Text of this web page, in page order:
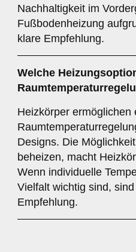
Nachhaltigkeit im
Fußbodenheizung
klare Empfehlung.
Welche
Heizkörper ermöglichen
Designs. Die
beheizen, macht
Wenn individuelle
Vielfalt wichtig sind,
Empfehlung.